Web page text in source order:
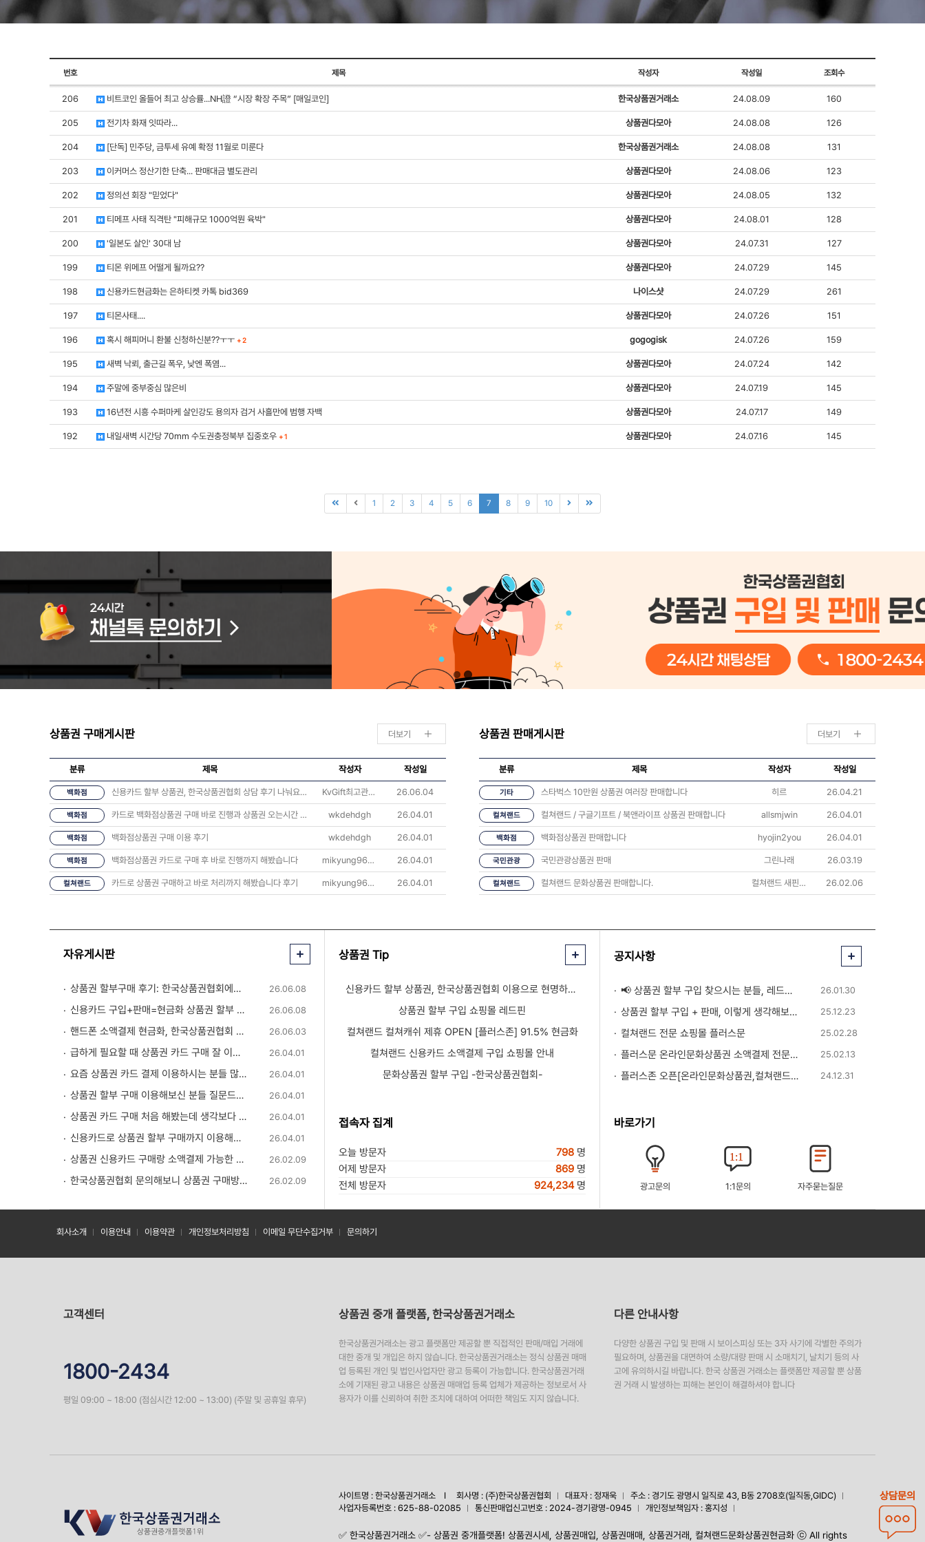
번호 제목 작성자 작성일 조회수
206 비트코인 올들어 최고 상승률...NH證 “시장 확장 주목” [매일코인] 한국상품권거래소 24.08.09 160
205 전기차 화재 잇따라... 상품권다모아 24.08.08 126
204 [단독] 민주당, 금투세 유예 확정 11월로 미룬다 한국상품권거래소 24.08.08 131
203 이커머스 정산기한 단축... 판매대금 별도관리 상품권다모아 24.08.06 123
202 정의선 회장 "믿었다" 상품권다모아 24.08.05 132
201 티메프 사태 직격탄 "피해규모 1000억뭔 육박" 상품권다모아 24.08.01 128
200 '일본도 살인' 30대 남 상품권다모아 24.07.31 127
199 티몬 위메프 어떨게 될까요?? 상품권다모아 24.07.29 145
198 신용카드현금화는 은하티켓 카톡 bid369 나이스샷 24.07.29 261
197 티몬사태.... 상품권다모아 24.07.26 151
196 혹시 해피머니 환불 신청하신분??ㅜㅜ + 2 gogogisk 24.07.26 159
195 새벽 낙뢰, 출근길 폭우, 낮엔 폭염... 상품권다모아 24.07.24 142
194 주말에 중부중심 많은비 상품권다모아 24.07.19 145
193 16년전 시흥 수퍼마케 살인강도 용의자 검거 사흘만에 범행 자백 상품권다모아 24.07.17 149
192 내일새벽 시간당 70mm 수도권충정북부 집중호우 + 1 상품권다모아 24.07.16 145
1 2 3 4 5 6 7 8 9 10
상품권 구매게시판 더보기
분류 제목 작성자 작성일
백화점 신용카드 할부 상품권, 한국상품권협회 상담 후기 나눠요 💬 KvGift최고관리자 26.06.04
백화점 카드로 백화점상품권 구매 바로 진행과 상품권 오는시간 너무 좋았습니다. wkdehdgh 26.04.01
백화점 백화점상품권 구매 이용 후기 wkdehdgh 26.04.01
백화점 백화점상품권 카드로 구매 후 바로 진행까지 해봤습니다 mikyung9607 26.04.01
컬쳐랜드 카드로 상품권 구매하고 바로 처리까지 해봤습니다 후기 mikyung9607 26.04.01
상품권 판매게시판 더보기
분류 제목 작성자 작성일
기타 스타벅스 10만원 상품권 여러장 판매합니다 히르 26.04.21
컬쳐랜드 컬쳐랜드 / 구글기프트 / 북앤라이프 상품권 판매합니다 allsmjwin 26.04.01
백화점 백화점상품권 판매합니다 hyojin2you 26.04.01
국민관광 국민관광상품권 판매 그린나래 26.03.19
컬쳐랜드 컬쳐랜드 문화상품권 판매합니다. 컬쳐랜드 새핀 판매 26.02.06
자유게시판
상품권 할부구매 후기: 한국상품권협회에서 친절하게 상담받았습니다 💬 26.06.08
신용카드 구입+판매=현금화 상품권 할부 구입 후기 정리해봤습니다 26.06.08
핸드폰 소액결제 현금화, 한국상품권협회 이용 후기입니다 ✅ 26.06.03
급하게 필요할 때 상품권 카드 구매 잘 이용했습니다. 26.04.01
요즘 상품권 카드 결제 이용하시는 분들 많네요 26.04.01
상품권 할부 구매 이용해보신 분들 질문드립니다 26.04.01
상품권 카드 구매 처음 해봤는데 생각보다 간단하네요 26.04.01
신용카드로 상품권 할부 구매까지 이용해봤습니다 26.04.01
상품권 신용카드 구매랑 소액결제 가능한 곳 찾다가 알게 된 정보 26.02.09
한국상품권협회 문의해보니 상품권 구매방법부터 판매까지 안내 받을 수 있었습니다 26.02.09
상품권 Tip
신용카드 할부 상품권, 한국상품권협회 이용으로 현명하게 해결한 후기
상품권 할부 구입 쇼핑몰 레드핀
컬쳐랜드 컬쳐캐쉬 제휴 OPEN [플러스존] 91.5% 현금화
컬쳐랜드 신용카드 소액결제 구입 쇼핑몰 안내
문화상품권 할부 구입 -한국상품권협회-
접속자 집계
오늘 방문자 798 명
어제 방문자
869 명
전체 방문자
924,234명
공지사항
📢 상품권 할부 구입 찾으시는 분들, 레드핀에서 안내받아보세요! 26.01.30
상품권 할부 구입 + 판매, 이렇게 생각해보면 됩니다 25.12.23
컬쳐랜드 전문 쇼핑몰 플러스문 25.02.28
플러스문 온라인문화상품권 소액결제 전문 쇼핑몰 25.02.13
플러스존 오픈[온라인문화상품권,컬쳐랜드 자동 매입 사이트] 24.12.31
바로가기
광고문의 1:1문의 자주묻는질문
회사소개 이용안내 이용약관 개인정보처리방침 이메일 무단수집거부 문의하기
고객센터
1800-2434
평일 09:00 ~ 18:00 (점심시간 12:00 ~ 13:00) (주말 및 공휴일 휴무)
상품권 중개 플랫폼, 한국상품권거래소
한국상품권거래소는 광고 플랫폼만 제공할 뿐 직접적인 판매/매입 거래에
대한 중개 및 개입은 하지 않습니다. 한국상품권거래소는 정식 상품권 매매
업 등록된 개인 및 법인사업자만 광고 등록이 가능합니다. 한국상품권거래
소에 기재된 광고 내용은 상품권 매매업 등록 업체가 제공하는 정보로서 사
용자가 이를 신뢰하여 취한 조치에 대하여 어떠한 책임도 지지 않습니다.
다른 안내사항
다양한 상품권 구입 및 판매 시 보이스피싱 또는 3자 사기에 각별한 주의가
필요하며, 상품권을 대면하여 소량/대량 판매 시 소매치기, 날치기 등의 사
고에 유의하시길 바랍니다. 한국 상품권 거래소는 플랫폼만 제공할 뿐 상품
권 거래 시 발생하는 피해는 본인이 해결하셔야 합니다
사이트명 : 한국상품권거래소 I 회사명 : (주)한국상품권협회 대표자 : 정재욱
주소 : 경기도 광명시 일직로 43, B동 2708호(일직동,GIDC)
사업자등록번호 : 625-88-02085
통신판매업신고번호 : 2024-경기광명-0945 개인정보책임자 : 홍지성
✅️ 한국상품권거래소 ✅️- 상품권 중개플랫폼! 상품권시세, 상품권매입, 상품권매매, 상품권거래, 컬쳐랜드문화상품권현금화 ⓒ All rights
상담문의